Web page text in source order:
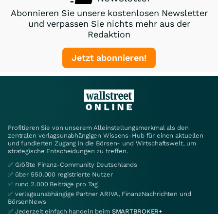
Abonnieren Sie unsere kostenlosen Newsletter
und verpassen Sie nichts mehr aus der
Redaktion
Jetzt abonnieren!
Profitieren Sie von unserem Alleinstellungsmerkmal als den
zentralen verlagsunabhängigen Wissens-Hub für einen aktuellen
und fundierten Zugang in die Börsen- und Wirtschaftswelt, um
strategische Entscheidungen zu treffen.
✅ Größte Finanz-Community Deutschlands
✅ über 550.000 registrierte Nutzer
✅ rund 2.000 Beiträge pro Tag
✅ verlagsunabhängige Partner ARIVA, FinanzNachrichten und
BörsenNews
✅ Jederzeit einfach handeln beim SMARTBROKER+